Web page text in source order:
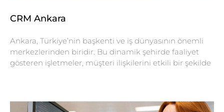
CRM Ankara
Ankara, Türkiye’nin başkenti ve iş dünyasının önemli
merkezlerinden biridir. Bu dinamik şehirde faaliyet
gösteren işletmeler, müşteri ilişkilerini etkili bir şekilde